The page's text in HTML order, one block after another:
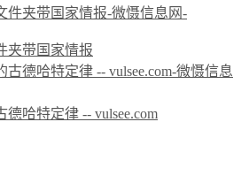
夹带国家情报
哈特定律 -- vulsee.com